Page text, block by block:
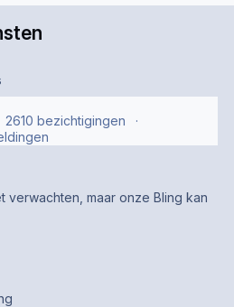
2610 bezichtigingen
verwachten, maar onze Bling kan